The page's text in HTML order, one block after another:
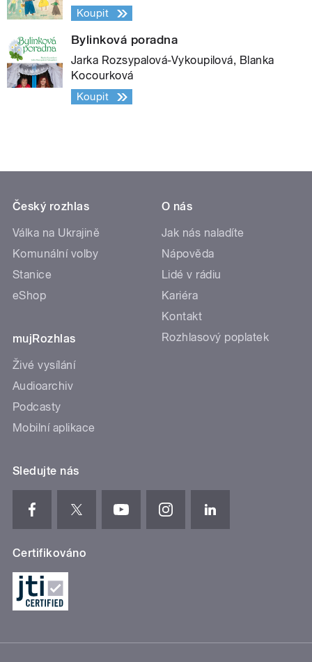
Koupit
Bylinková poradna
Jarka Rozsypalová-Vykoupilová, Blanka
Kocourková
Koupit
Český rozhlas
Válka na Ukrajině
Komunální volby
Stanice
eShop
mujRozhlas
Živé vysílání
Audioarchiv
Podcasty
Mobilní aplikace
O nás
Jak nás naladíte
Nápověda
Lidé v rádiu
Kariéra
Kontakt
Rozhlasový poplatek
Sledujte nás
Certifikováno